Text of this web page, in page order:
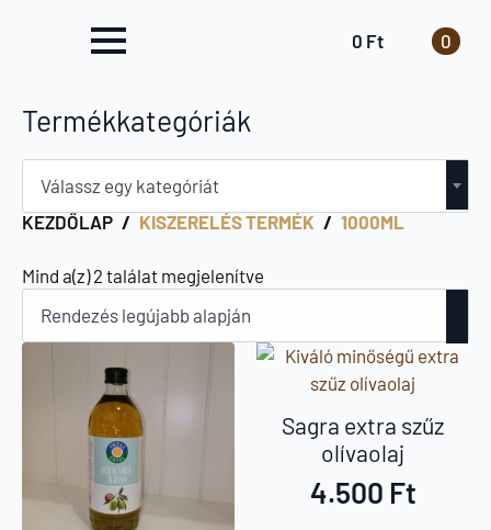
0 Ft 0
Termékkategóriák
Válassz egy kategóriát
KEZDŐLAP
KISZERELÉS TERMÉK 1000ML
Mind a(z) 2 találat megjelenítve
Sagra extra szűz
olívaolaj
4.500 Ft